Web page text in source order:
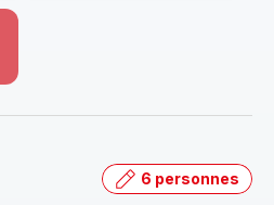
6 personnes